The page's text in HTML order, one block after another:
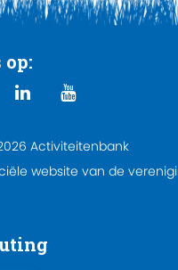
Activiteitenbank
website van de